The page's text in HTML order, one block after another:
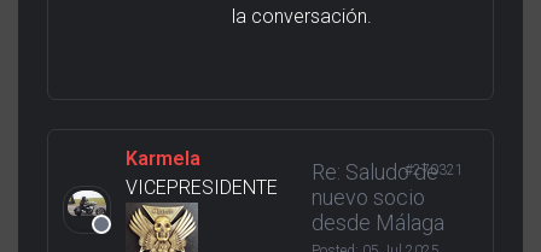
la conversación.
Karmela
VICEPRESIDENTE
Re: Saludo de
nuevo socio
desde Málaga
#270321